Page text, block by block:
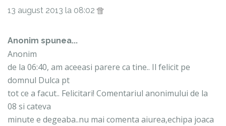
13 august 2013 la 08:02
Anonim spunea...
Anonim
de la 06:40, am aceeasi parere ca tine.. Il felicit pe
domnul Dulca pt
tot ce a facut.. Felicitari! Comentariul anonimului de la
08 si cateva
minute e degeaba..nu mai comenta aiurea,echipa joaca